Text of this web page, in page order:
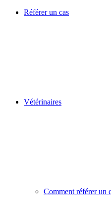
Référer un cas
Vétérinaires
Comment référer un